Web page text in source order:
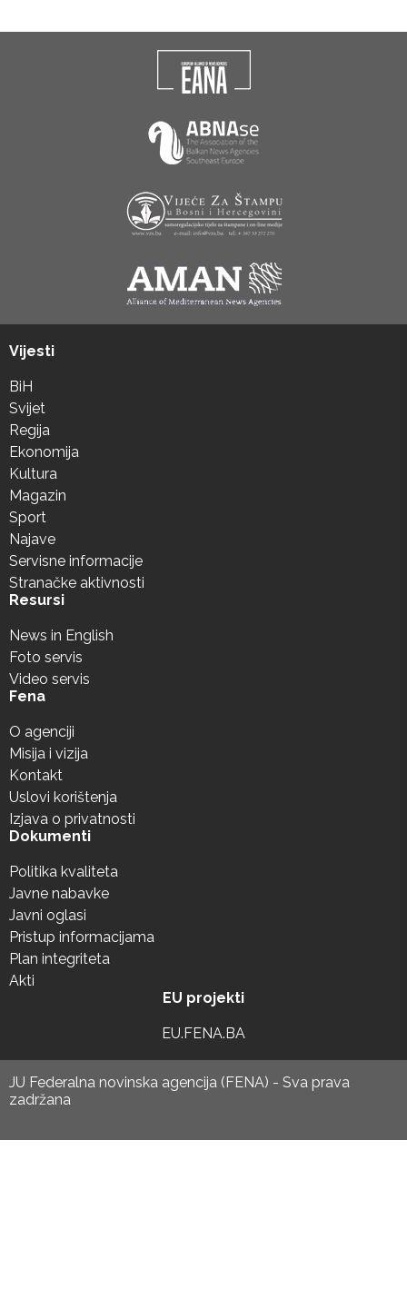
Vijesti
BiH
Svijet
Regija
Ekonomija
Kultura
Magazin
Sport
Najave
Servisne informacije
Stranačke aktivnosti
Resursi
News in English
Foto servis
Video servis
Fena
O agenciji
Misija i vizija
Kontakt
Uslovi korištenja
Izjava o privatnosti
Dokumenti
Politika kvaliteta
Javne nabavke
Javni oglasi
Pristup informacijama
Plan integriteta
Akti
EU projekti
EU.FENA.BA
JU Federalna novinska agencija (FENA) - Sva prava
zadržana